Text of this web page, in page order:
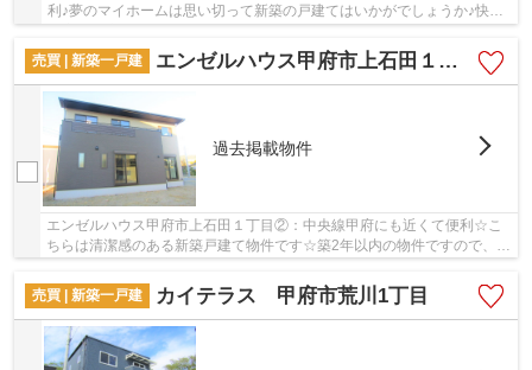
利♪夢のマイホームは思い切って新築の戸建てはいかがでしょうか♪快適
な室内環境のある、令和4年4月築の物件となり...
売買 | 新築一戸建
エンゼルハウス甲府市上石田１丁目②
過去掲載物件
エンゼルハウス甲府市上石田１丁目②：中央線甲府にも近くて便利☆こ
ちらは清潔感のある新築戸建て物件です☆築2年以内の物件ですので、外
売買 | 新築一戸建
カイテラス 甲府市荒川1丁目